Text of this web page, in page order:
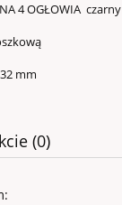
4 OGŁOWIA czarny
mm
(0)